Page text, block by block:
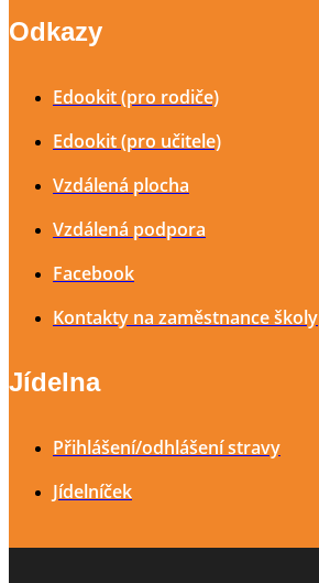
Odkazy
Edookit (pro rodiče)
Edookit (pro učitele)
Vzdálená plocha
Vzdálená podpora
Facebook
Kontakty na zaměstnance školy
Jídelna
Přihlášení/odhlášení stravy
Jídelníček